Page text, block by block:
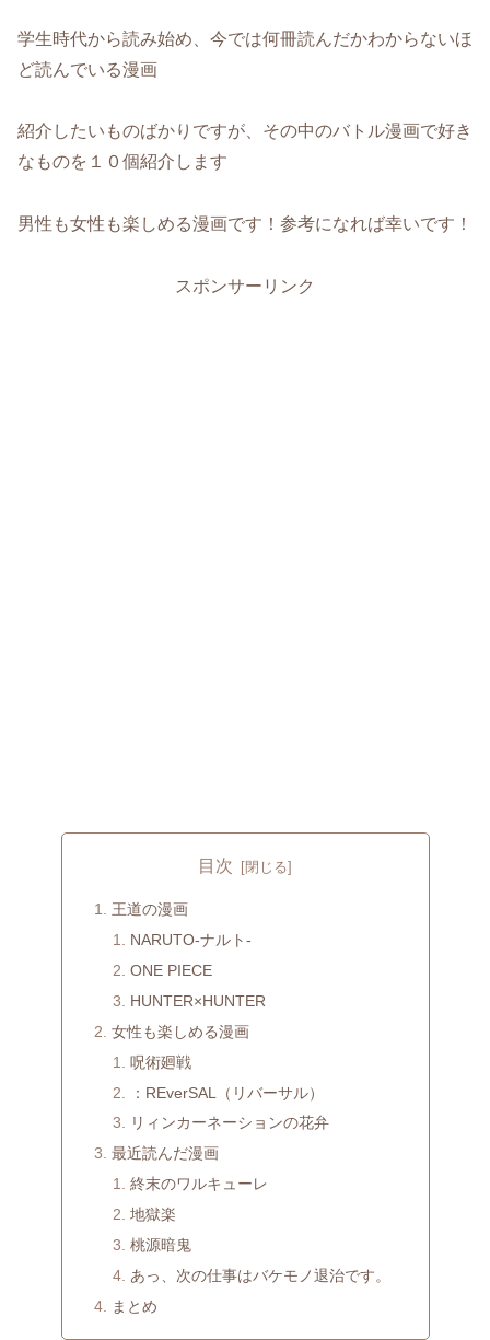
学生時代から読み始め、今では何冊読んだかわからないほ
ど読んでいる漫画
紹介したいものばかりですが、その中のバトル漫画で好き
なものを１０個紹介します
男性も女性も楽しめる漫画です！参考になれば幸いです！
スポンサーリンク
目次
王道の漫画
NARUTO-ナルト‐
ONE PIECE
HUNTER×HUNTER
女性も楽しめる漫画
呪術廻戦
：REverSAL（リバーサル）
リィンカーネーションの花弁
最近読んだ漫画
終末のワルキューレ
地獄楽
桃源暗鬼
あっ、次の仕事はバケモノ退治です。
まとめ